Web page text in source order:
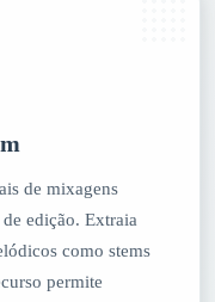
de mixagens
edição. Extraia
como stems
permite